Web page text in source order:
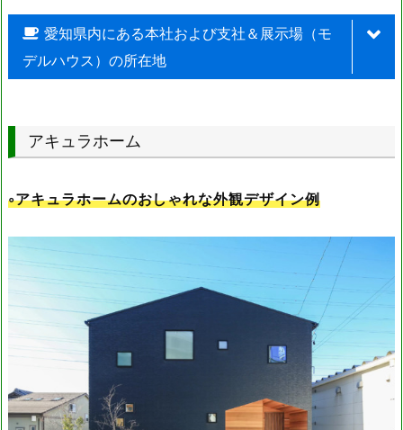
愛知県内にある本社および支社＆展示場（モ
デルハウス）の所在地
本社 名古屋市中区栄4-5-3
アキュラホーム
◦アキュラホームのおしゃれな外観デザイン例